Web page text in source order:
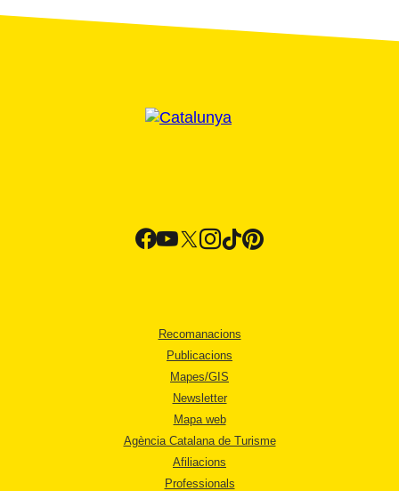
Recomanacions
Publicacions
Mapes/GIS
Newsletter
Mapa web
Agència Catalana de Turisme
Afiliacions
Professionals